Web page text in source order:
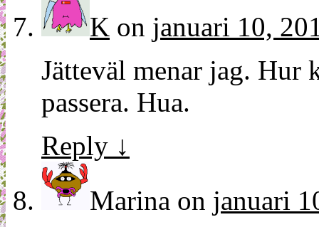
K on januari 10,
Jätteväl menar jag. Hur
passera. Hua.
Reply ↓
Marina on januari